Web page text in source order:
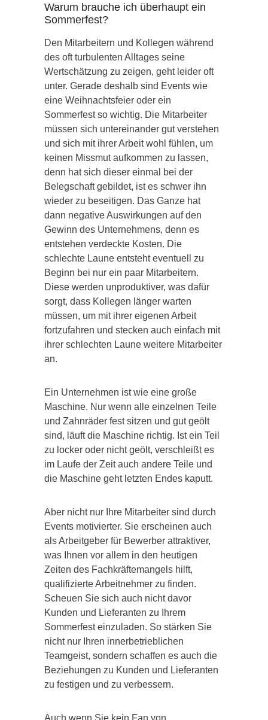
Warum brauche ich überhaupt ein
Sommerfest?
Den Mitarbeitern und Kollegen während
des oft turbulenten Alltages seine
Wertschätzung zu zeigen, geht leider oft
unter. Gerade deshalb sind Events wie
eine Weihnachtsfeier oder ein
Sommerfest so wichtig. Die Mitarbeiter
müssen sich untereinander gut verstehen
und sich mit ihrer Arbeit wohl fühlen, um
keinen Missmut aufkommen zu lassen,
denn hat sich dieser einmal bei der
Belegschaft gebildet, ist es schwer ihn
wieder zu beseitigen. Das Ganze hat
dann negative Auswirkungen auf den
Gewinn des Unternehmens, denn es
entstehen verdeckte Kosten. Die
schlechte Laune entsteht eventuell zu
Beginn bei nur ein paar Mitarbeitern.
Diese werden unproduktiver, was dafür
sorgt, dass Kollegen länger warten
müssen, um mit ihrer eigenen Arbeit
fortzufahren und stecken auch einfach mit
ihrer schlechten Laune weitere Mitarbeiter
an.
Ein Unternehmen ist wie eine große
Maschine. Nur wenn alle einzelnen Teile
und Zahnräder fest sitzen und gut geölt
sind, läuft die Maschine richtig. Ist ein Teil
zu locker oder nicht geölt, verschleißt es
im Laufe der Zeit auch andere Teile und
die Maschine geht letzten Endes kaputt.
Aber nicht nur Ihre Mitarbeiter sind durch
Events motivierter. Sie erscheinen auch
als Arbeitgeber für Bewerber attraktiver,
was Ihnen vor allem in den heutigen
Zeiten des Fachkräftemangels hilft,
qualifizierte Arbeitnehmer zu finden.
Scheuen Sie sich auch nicht davor
Kunden und Lieferanten zu Ihrem
Sommerfest einzuladen. So stärken Sie
nicht nur Ihren innerbetrieblichen
Teamgeist, sondern schaffen es auch die
Beziehungen zu Kunden und Lieferanten
zu festigen und zu verbessern.
Auch wenn Sie kein Fan von